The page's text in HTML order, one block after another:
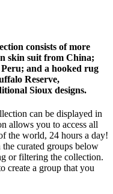
consists of more
skin suit from China;
and a hooked rug
Reserve,
Sioux designs.
can be displayed in
allows you to access all
the world, 24 hours a day!
curated groups below
or filtering the collection.
create a group that you